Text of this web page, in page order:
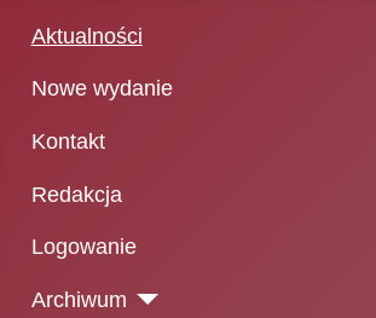
Aktualności
Nowe wydanie
Kontakt
Redakcja
Logowanie
Archiwum